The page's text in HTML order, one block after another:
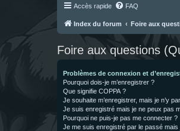
Accès rapide FAQ
Index du forum Foire aux
Foire aux questions
Problèmes de connexion et
Pourquoi dois-je m’enregistrer ?
Que signifie COPPA ?
Je souhaite m’enregistrer, mais je n’y
Je suis enregistré mais je ne peux pas
Pourquoi ne puis-je pas me connecter ?
Je me suis enregistré par le passé